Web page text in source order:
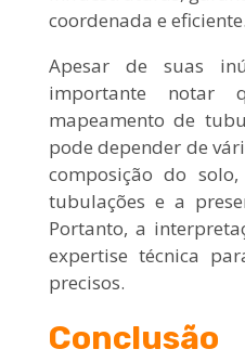
coordenada e eficiente.
Apesar de suas
importante notar
mapeamento de
pode depender de
composição do
tubulações e a
Portanto, a
expertise técnica
precisos.
Conclusão